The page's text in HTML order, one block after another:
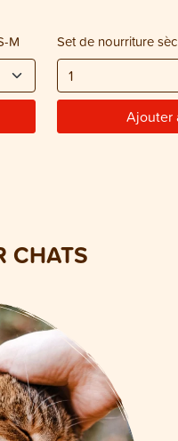
M Set de nourriture
Ajouter
CHATS